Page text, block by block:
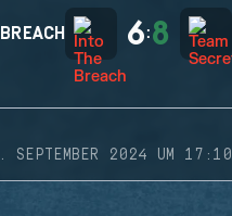
6:8
SEPTEMBER 2024 UM 17:10